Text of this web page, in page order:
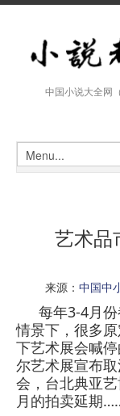
中国小说大全网
艺术品
来源： 中国中
每年3-4月
情景下，很多
下艺术展会喊
尔艺术展宣布
会，台北典亚
月的拍卖延期